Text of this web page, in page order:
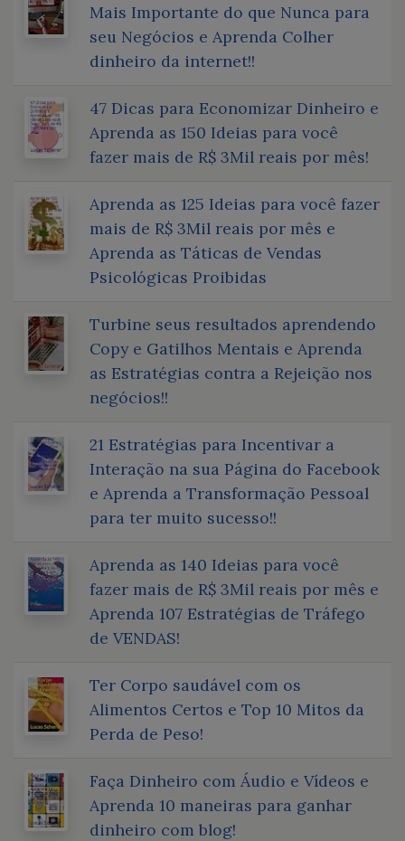
Mais Importante do que Nunca para
seu Negócios e Aprenda Colher
dinheiro da internet!!
47 Dicas para Economizar Dinheiro e
Aprenda as 150 Ideias para você
fazer mais de R$ 3Mil reais por mês!
Aprenda as 125 Ideias para você fazer
mais de R$ 3Mil reais por mês e
Aprenda as Táticas de Vendas
Psicológicas Proibidas
Turbine seus resultados aprendendo
Copy e Gatilhos Mentais e Aprenda
as Estratégias contra a Rejeição nos
negócios!!
21 Estratégias para Incentivar a
Interação na sua Página do Facebook
e Aprenda a Transformação Pessoal
para ter muito sucesso!!
Aprenda as 140 Ideias para você
fazer mais de R$ 3Mil reais por mês e
Aprenda 107 Estratégias de Tráfego
de VENDAS!
Ter Corpo saudável com os
Alimentos Certos e Top 10 Mitos da
Perda de Peso!
Faça Dinheiro com Áudio e Vídeos e
Aprenda 10 maneiras para ganhar
dinheiro com blog!